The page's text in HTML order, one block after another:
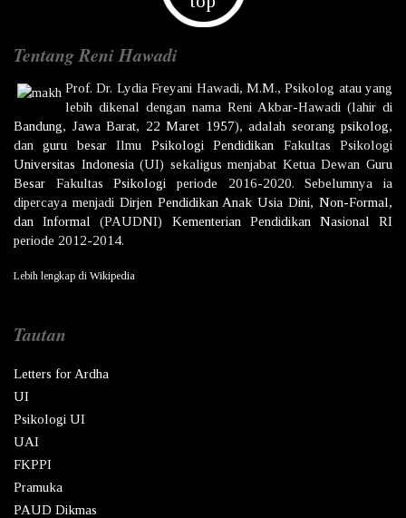
Tentang Reni Hawadi
Prof. Dr. Lydia Freyani Hawadi, M.M., Psikolog atau yang
lebih dikenal dengan nama Reni Akbar-Hawadi (lahir di
Bandung, Jawa Barat, 22 Maret 1957), adalah seorang psikolog,
danguru besarIlmu Psikologi Pendidikan Fakultas Psikologi
Universitas Indonesia (UI) sekaligus menjabat Ketua DewanGuru
Besar FakultasPsikologi periode 2016-2020. Sebelumnya ia
dipercaya menjadi Dirjen Pendidikan Anak Usia Dini, Non-Formal,
dan Informal
(PAUDNI) Kementerian Pendidikan Nasional
RI
periode 2012-2014.
Lebih lengkap di Wikipedia
Tautan
Letters for Ardha
UI
Psikologi UI
UAI
FKPPI
Pramuka
PAUD Dikmas